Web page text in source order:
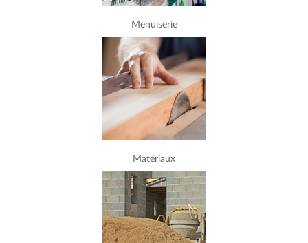
Menuiserie
Matériaux